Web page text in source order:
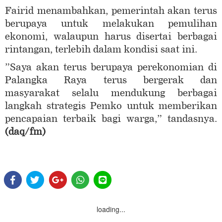
Fairid menambahkan, pemerintah akan terus
berupaya untuk melakukan pemulihan
ekonomi, walaupun harus disertai berbagai
rintangan, terlebih dalam kondisi saat ini.
”Saya akan terus berupaya perekonomian di
Palangka Raya terus bergerak dan
masyarakat selalu mendukung berbagai
langkah strategis Pemko untuk memberikan
pencapaian terbaik bagi warga,” tandasnya.
(daq/fm)
loading...